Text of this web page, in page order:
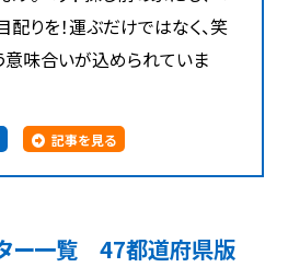
りを！運ぶだけではなく、笑
意味合いが込められていま
記事を見る
ー一覧 47都道府県版